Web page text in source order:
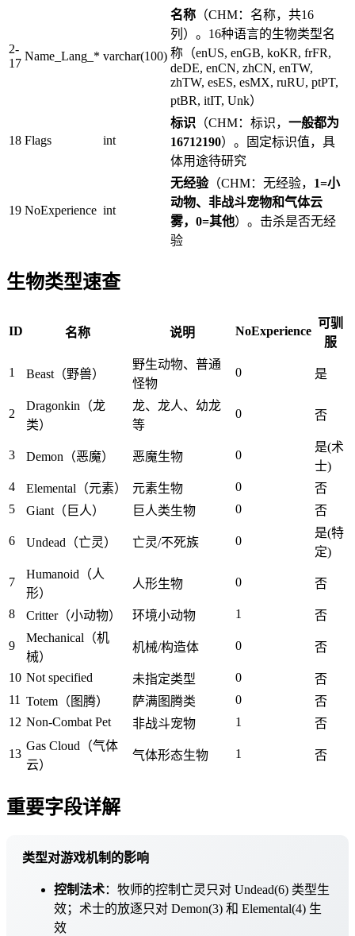
2-
17
Name_Lang_* varchar(100)
名称 （CHM：名称，共16
列）。16种语言的生物类型名
称（enUS, enGB, koKR, frFR,
deDE, enCN, zhCN, enTW,
zhTW, esES, esMX, ruRU, ptPT,
ptBR, itIT, Unk）
18 Flags int
标识 （CHM：标识， 一般都为
16712190）。固定标识值，具
体用途待研究
19 NoExperience int
无经验（CHM：无经验， 1=小
动物、非战斗宠物和气体云
雾，0=其他）。击杀是否无经
验
生物类型速查
ID 名称 说明 NoExperience
可驯
服
1 Beast（野兽）
野生动物、普通
怪物
0 是
2
Dragonkin（龙
类）
龙、龙人、幼龙
等
0 否
3 Demon（恶魔） 恶魔生物 0
是(术
士)
4
Elemental（元素） 元素生物 0
否
5
Giant（巨人） 巨人类生物 0 否
6 Undead（亡灵） 亡灵/不死族 0
是(特
定)
7
Humanoid（人
形）
人形生物 0 否
8 Critter（小动物） 环境小动物 1 否
9
Mechanical（机
械）
机械/构造体 0 否
10 Not specified 未指定类型 0
否
11 Totem（图腾） 萨满图腾类 0
否
12 Non-Combat Pet 非战斗宠物 1 否
13
Gas Cloud（气体
云）
气体形态生物 1 否
重要字段详解
类型对游戏机制的影响
控制法术：牧师的控制亡灵只对 Undead(6) 类型生
效；术士的放逐只对 Demon(3) 和 Elemental(4) 生
效